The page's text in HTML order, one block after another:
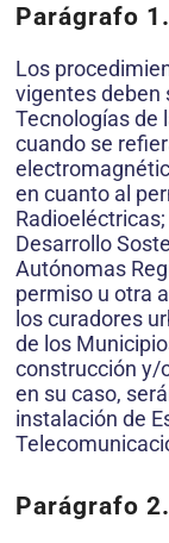
Parágrafo 1.
Los
vigentes deben
Tecnologías de
cuando se
en cuanto al
Desarrollo
Autónomas
permiso u otra
los curadores
de los
construcción y/
en su caso,
instalación de
Parágrafo 2.